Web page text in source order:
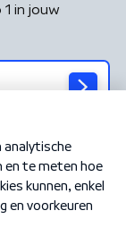
1 in jouw